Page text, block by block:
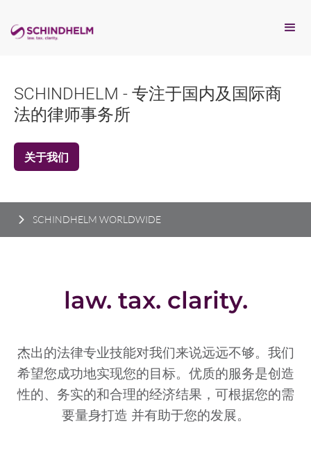
- 专注于国内及国际商
SCHINDHELM WORLDWIDE
law. tax. clarity.
杰出的法律专业技能对我们来说远远不够。我们
希望您成功地实现您的目标。优质的服务是创造
性的、务实的和合理的经济结果，可根据您的需
要量身打造 并有助于您的发展。